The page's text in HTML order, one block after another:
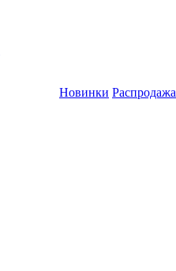
Новинки Распродажа